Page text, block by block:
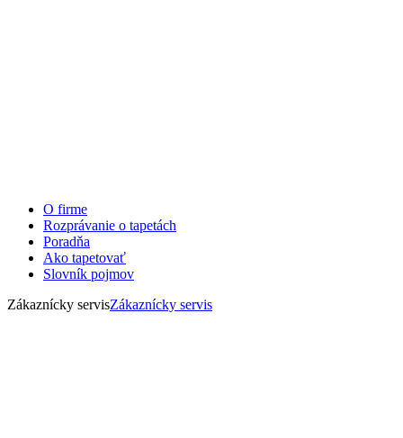
O firme
Rozprávanie o tapetách
Poradňa
Ako tapetovať
Slovník pojmov
Zákaznícky servisZákaznícky servis